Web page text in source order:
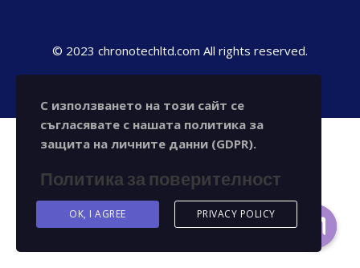
© 2023 chronotechltd.com All rights reserved.
С използването на този сайт се
съгласявате с нашата политика за
защита на личните данни (GDPR).
Политика за поверителност
OK, I AGREE PRIVACY POLICY
Contact us
Open